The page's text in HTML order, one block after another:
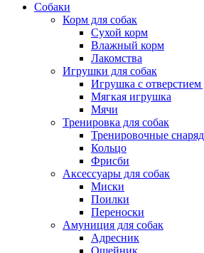
Собаки
Корм для собак
Сухой корм
Влажный корм
Лакомства
Игрушки для собак
Игрушка с отверстием
Мягкая игрушка
Мячи
Тренировка для собак
Тренировочные
Кольцо
Фрисби
Аксессуары для собак
Миски
Поилки
Переноски
Амуниция для собак
Адресник
Ошейник